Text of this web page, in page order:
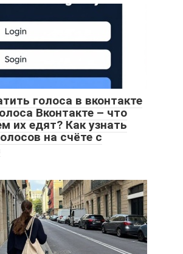
голоса в вконтакте
Вконтакте – что
их едят? Как узнать
на счёте с